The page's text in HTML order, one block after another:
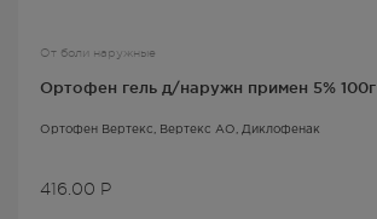
От боли наружные
Ортофен гель д/наружн примен 5% 100г
Ортофен Вертекс , Вертекс АО, Диклофенак
416.00 Р